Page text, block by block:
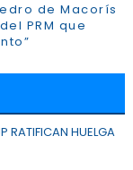
de Macorís
PRM que
RATIFICAN HUELGA